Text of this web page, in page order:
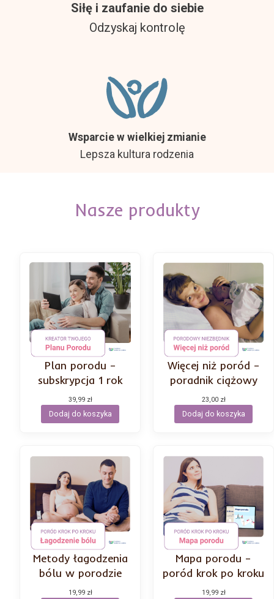
Siłę i zaufanie do siebie
Odzyskaj kontrolę
Wsparcie w wielkiej zmianie
Lepsza kultura rodzenia
Nasze produkty
Plan porodu –
subskrypcja 1 rok
39,99 zł
Dodaj do koszyka
Więcej niż poród –
poradnik ciążowy
23,00 zł
Dodaj do koszyka
Metody łagodzenia
bólu w porodzie
19,99 zł
Mapa porodu –
poród krok po kroku
19,99 zł